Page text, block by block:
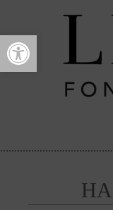
Open toolbar